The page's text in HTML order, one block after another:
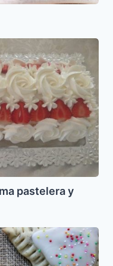
pastelera y